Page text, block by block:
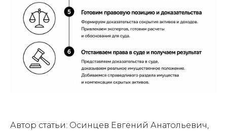
Автор статьи: Осинцев Евгений Анатольевич,